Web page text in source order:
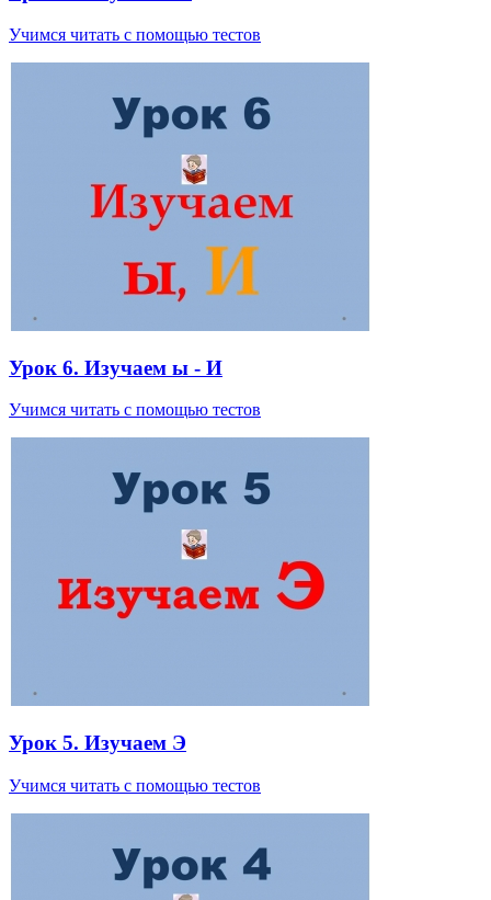
Учимся читать с помощью тестов
Урок 6. Изучаем ы - И
Учимся читать с помощью тестов
Урок 5. Изучаем Э
Учимся читать с помощью тестов